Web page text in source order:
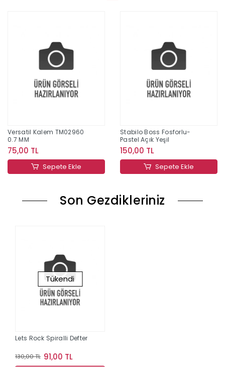
Versatil Kalem TM02960
0.7 MM
75,00 TL
Sepete Ekle
Stabilo Boss Fosforlu-
Pastel Açık Yeşil
150,00 TL
Sepete Ekle
Son Gezdikleriniz
Tükendi
Lets Rock Spiralli Defter
130,00 TL 91,00 TL